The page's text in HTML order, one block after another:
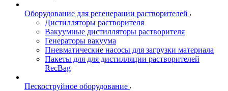
Оборудование для регенерации растворителей
Дистилляторы растворителя
Вакуумные дистилляторы растворителя
Генераторы вакуума
Пневматические насосы для загрузки материала
Пакеты для для дистилляции растворителей
RecBag
Пескоструйное оборудование